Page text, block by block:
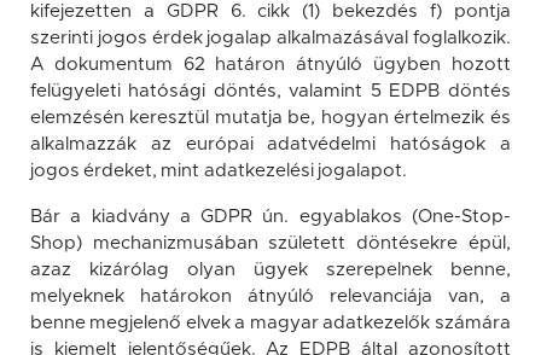
kifejezetten a GDPR 6. cikk (1) bekezdés f) pontja
szerinti jogos érdek jogalap alkalmazásával foglalkozik.
A dokumentum 62 határon átnyúló ügyben hozott
felügyeleti hatósági döntés, valamint 5 EDPB döntés
elemzésén keresztül mutatja be, hogyan értelmezik és
alkalmazzák az európai adatvédelmi hatóságok a
jogos érdeket, mint adatkezelési jogalapot.
Bár a kiadvány a GDPR ún. egyablakos (One-Stop-
Shop) mechanizmusában született döntésekre épül,
azaz kizárólag olyan ügyek szerepelnek benne,
melyeknek határokon átnyúló relevanciája van, a
benne megjelenő elvek a magyar adatkezelők számára
is kiemelt jelentőségűek. Az EDPB által azonosított